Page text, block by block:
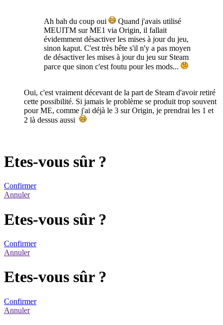
Ah bah du coup oui
Quand j'avais utilisé
MEUITM sur ME1 via Origin, il fallait
évidemment désactiver les mises à jour du jeu,
sinon kaput. C'est très bête s'il n'y a pas moyen
de désactiver les mises à jour du jeu sur Steam
parce que sinon c'est foutu pour les mods...
Oui, c'est vraiment décevant de la part de Steam d'avoir retiré
cette possibilité. Si jamais le problème se produit trop souvent
pour ME, comme j'ai déjà le 3 sur Origin, je prendrai les 1 et
2 là dessus aussi
Etes-vous sûr ?
Confirmer
Annuler
Etes-vous sûr ?
Confirmer
Annuler
Etes-vous sûr ?
Confirmer
Annuler